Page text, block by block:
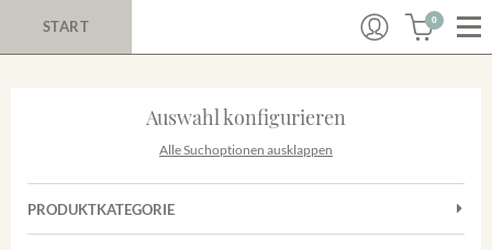
START 0
Auswahl konfigurieren
Alle Suchoptionen ausklappen
PRODUKTKATEGORIE
Cuvées